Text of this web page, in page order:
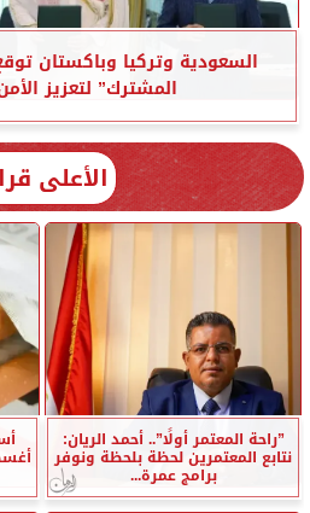
السعودية وتركيا وباكستان
المشترك” لتعزيز
الأعلى
”راحة المعتمر أولًا”.. أحمد الريان:
نتابع المعتمرين لحظة بلحظة ونوفر
برامج عمرة...